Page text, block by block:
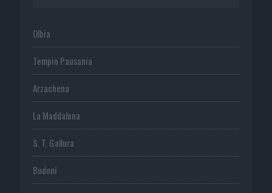
Olbia
Tempio Pausania
Arzachena
La Maddalena
S. T. Gallura
Budoni